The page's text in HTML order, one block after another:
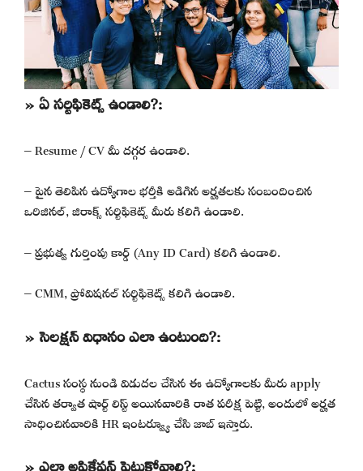
» ఏ సర్టిఫికెట్స్ ఉండాలి?:
– Resume / CV మీ దగ్గర ఉండాలి.
– పైన తెలిపిన ఉద్యోగాల భర్తీకి అడిగిన అర్హతలకు సంబందించిన
ఒరిజినల్, జిరాక్స్ సర్టిఫికెట్స్ మీరు కలిగి ఉండాలి.
– ప్రభుత్వ గుర్తింపు కార్డ్ (Any ID Card) కలిగి ఉండాలి.
– CMM, ప్రోవిషనల్ సర్టిఫికెట్స్ కలిగి ఉండాలి.
» సెలక్షన్ విధానం ఎలా ఉంటుంది?:
Cactus సంస్థ నుండి విడుదల చేసిన ఈ ఉద్యోగాలకు మీరు apply
చేసిన తర్వాత షార్ట్ లిస్ట్ అయినవారికి రాత పరీక్ష పెట్టి, అందులో అర్హత
సాధించినవారికి HR ఇంటర్వ్యూ చేసి జాబ్ ఇస్తారు.
» ఎలా అప్లికేషన్ పెట్టుకోవాలి?: